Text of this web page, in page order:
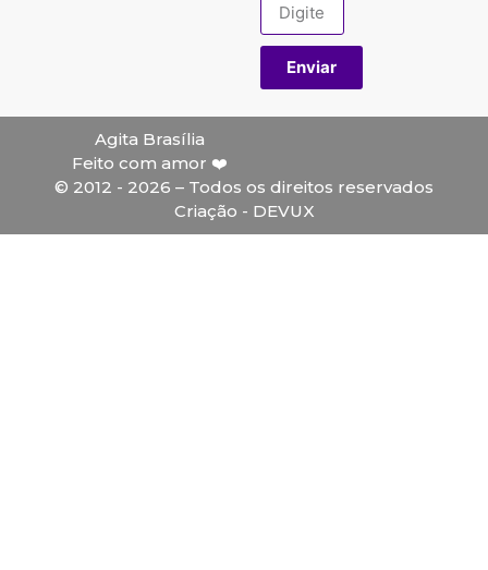
Enviar
Agita Brasília
Feito com amor ❤️
© 2012 - 2026 – Todos os direitos reservados
Criação - DEVUX